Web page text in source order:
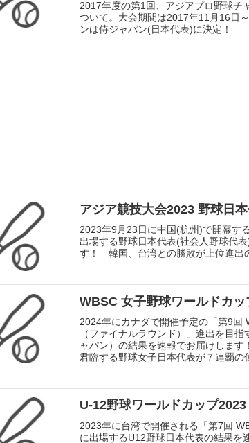
2017年度の第1回、アジアプロ野球チ
ついて。大会期間は2017年11月16日
ンは侍ジャパン(日本代表)に決定！
アジア競技大会2023 野球日
2023年9月23日に中国(杭州)で開幕す
出場する野球日本代表(社会人野球代
す！ 韓国、台湾との勝敗が上位進出
WBSC 女子野球ワールドカ
2024年にカナダで開催予定の「第9回
（ファイナルラウンド）」進出を目
ャパン）の結果を速報でお届けしま
君臨する野球女子日本代表が７連覇の
U-12野球ワールドカップ
2023年に台湾で開催される「第7回
に出場するU12野球日本代表の結果